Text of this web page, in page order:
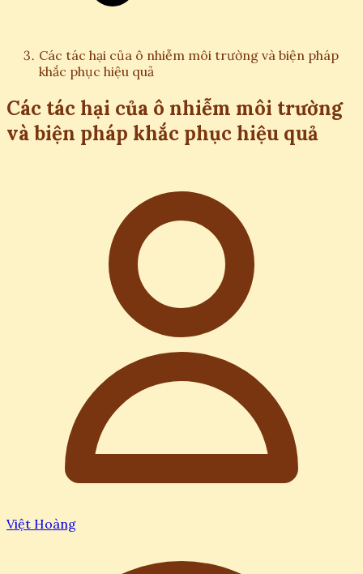
Các tác hại của ô nhiễm môi trường và biện pháp
khắc phục hiệu quả
Các tác hại của ô nhiễm môi trường
và biện pháp khắc phục hiệu quả
Việt Hoàng